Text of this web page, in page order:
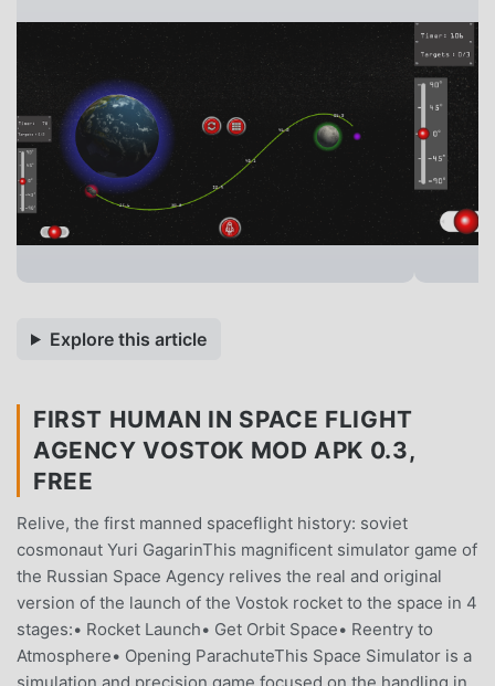
Explore this article
FIRST HUMAN IN SPACE FLIGHT
AGENCY VOSTOK MOD APK 0.3,
FREE
Relive, the first manned spaceflight history: soviet
cosmonaut Yuri GagarinThis magnificent simulator game of
the Russian Space Agency relives the real and original
version of the launch of the Vostok rocket to the space in 4
stages:• Rocket Launch• Get Orbit Space• Reentry to
Atmosphere• Opening ParachuteThis Space Simulator is a